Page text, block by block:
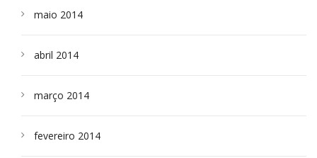
maio 2014
abril 2014
março 2014
fevereiro 2014